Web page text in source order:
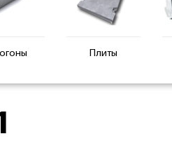
Плиты